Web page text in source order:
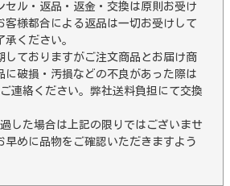
セル・返品・返金・交換は原則お受け
客様都合による返品は一切お受けして
ください。
しておりますがご注文商品とお届け商
に破損・汚損などの不良があった際は
連絡ください。弊社送料負担にて交換
した場合は上記の限りではございませ
早めに品物をご確認いただきますよう